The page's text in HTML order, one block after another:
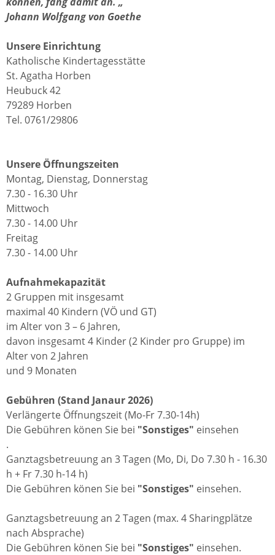
Johann Wolfgang von Goethe
Unsere Einrichtung
Katholische Kindertagesstätte
St. Agatha Horben
Heubuck 42
79289 Horben
Tel. 0761/29806
Unsere Öffnungszeiten
Montag, Dienstag, Donnerstag
7.30 - 16.30 Uhr
Mittwoch
7.30 - 14.00 Uhr
Freitag
7.30 - 14.00 Uhr
Aufnahmekapazität
2 Gruppen mit insgesamt
maximal 40 Kindern (VÖ und GT)
im Alter von 3 – 6 Jahren,
davon insgesamt 4 Kinder (2 Kinder pro Gruppe) im
Alter von 2 Jahren
und 9 Monaten
Gebühren (Stand Janaur 2026)
Verlängerte Öffnungszeit (Mo-Fr 7.30-14h)
Die Gebühren könen Sie bei "Sonstiges" einsehen
.
Ganztagsbetreuung an 3 Tagen (Mo, Di, Do 7.30 h - 16.30
h + Fr 7.30 h-14 h)
Die Gebühren könen Sie bei "Sonstiges" einsehen.
Ganztagsbetreuung an 2 Tagen (max. 4 Sharingplätze
nach Absprache)
Die Gebühren könen Sie bei "Sonstiges" einsehen.